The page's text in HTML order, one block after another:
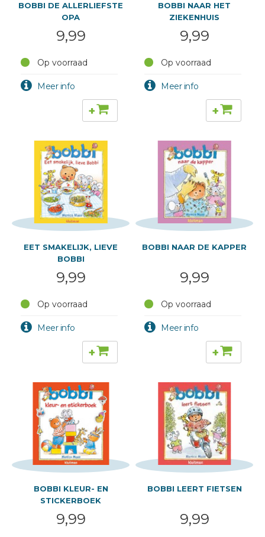
BOBBI DE ALLERLIEFSTE
OPA
9,99
Op voorraad
+
BOBBI NAAR HET
ZIEKENHUIS
9,99
Op voorraad
+
EET SMAKELIJK, LIEVE
BOBBI
9,99
Op voorraad
+
BOBBI NAAR DE KAPPER
9,99
Op voorraad
+
BOBBI KLEUR- EN
STICKERBOEK
9,99
BOBBI LEERT FIETSEN
9,99